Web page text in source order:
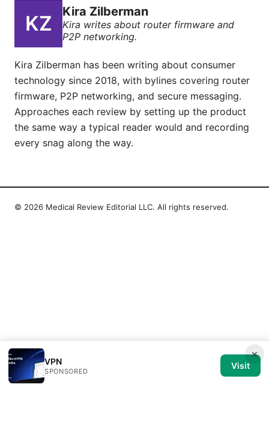
Kira Zilberman
Kira writes about router firmware and
P2P networking.
Kira Zilberman has been writing about consumer
technology since 2018, with bylines covering router
firmware, P2P networking, and secure messaging.
Approaches each review by setting up the product
the same way a typical reader would and recording
every snag along the way.
×
VPN
SPONSORED
Visit
© 2026 Medical Review Editorial LLC. All rights reserved.